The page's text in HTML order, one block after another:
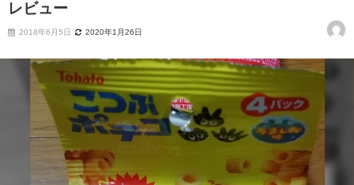
レビュー
2018年6月5日 2020年1月26日